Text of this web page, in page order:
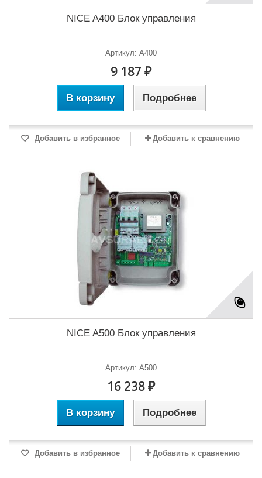
NICE A400 Блок управления
Артикул: A400
9 187 ₽
В корзину Подробнее
Добавить в избранное Добавить к сравнению
NICE A500 Блок управления
Артикул: A500
16 238 ₽
В корзину Подробнее
Добавить в избранное Добавить к сравнению